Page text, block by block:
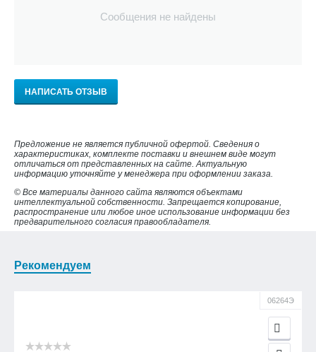
Сообщения не найдены
НАПИСАТЬ ОТЗЫВ
Предложение не является публичной офертой. Сведения о
характеристиках, комплекте поставки и внешнем виде могут
отличаться от представленных на сайте. Актуальную
информацию уточняйте у менеджера при оформлении заказа.
© Все материалы данного сайта являются объектами
интеллектуальной собственности. Запрещается копирование,
распространение или любое иное использование информации без
предварительного согласия правообладателя.
Рекомендуем
06264Э